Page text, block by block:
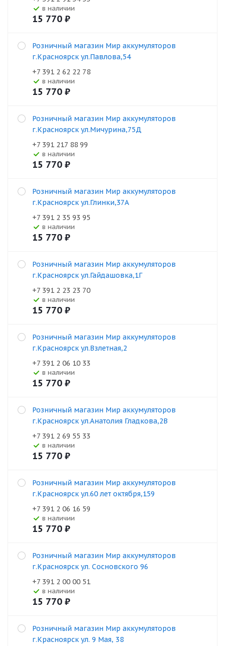
В наличии
15 770 ₽
Розничный магазин Мир аккумуляторов
г.Красноярск ул.Павлова,54
+7 391 2 62 22 78
В наличии
15 770 ₽
Розничный магазин Мир аккумуляторов
г.Красноярск ул.Мичурина,75Д
+7 391 217 88 99
В наличии
15 770 ₽
Розничный магазин Мир аккумуляторов
г.Красноярск ул.Глинки,37А
+7 391 2 35 93 95
В наличии
15 770 ₽
Розничный магазин Мир аккумуляторов
г.Красноярск ул.Гайдашовка,1Г
+7 391 2 23 23 70
В наличии
15 770 ₽
Розничный магазин Мир аккумуляторов
г.Красноярск ул.Взлетная,2
+7 391 2 06 10 33
В наличии
15 770 ₽
Розничный магазин Мир аккумуляторов
г.Красноярск ул.Анатолия Гладкова,2В
+7 391 2 69 55 33
В наличии
15 770 ₽
Розничный магазин Мир аккумуляторов
г.Красноярск ул.60 лет октября,159
+7 391 2 06 16 59
В наличии
15 770 ₽
Розничный магазин Мир аккумуляторов
г.Красноярск ул. Сосновского 96
+7 391 2 00 00 51
В наличии
15 770 ₽
Розничный магазин Мир аккумуляторов
г.Красноярск ул. 9 Мая, 38